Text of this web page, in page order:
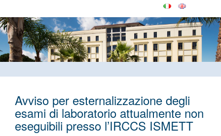
Avviso per esternalizzazione degli
esami di laboratorio attualmente non
eseguibili presso l’IRCCS ISMETT